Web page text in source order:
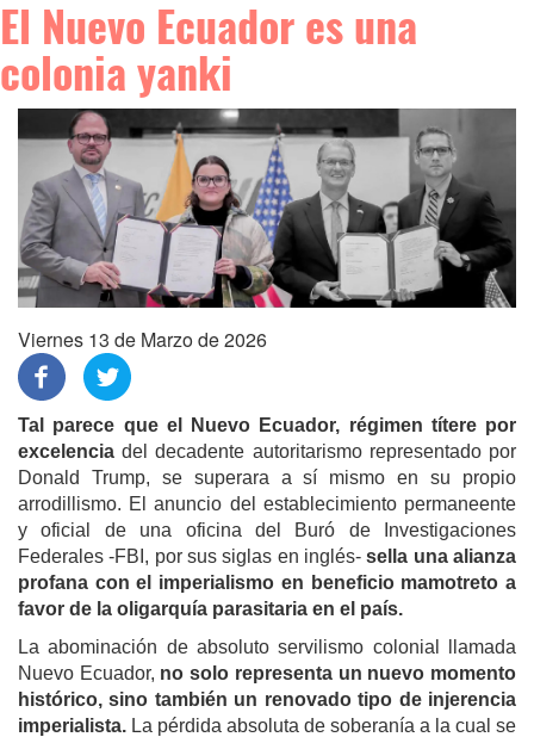
El Nuevo Ecuador es una
colonia yanki
Viernes 13 de Marzo de 2026
Tal parece que el Nuevo Ecuador, régimen títere por
excelencia del decadente autoritarismo representado por
Donald Trump, se superara a sí mismo en su propio
arrodillismo. El anuncio del establecimiento permaneente
y oficial de una oficina del Buró de Investigaciones
Federales -FBI, por sus siglas en inglés-sella una alianza
profana con el imperialismo en beneficio mamotreto a
favor de la oligarquía parasitaria en el país.
La abominación de absoluto servilismo colonial llamada
Nuevo Ecuador, no solo representa un nuevo momento
histórico, sino también un renovado tipo de injerencia
imperialista. La pérdida absoluta de soberanía a la cual se